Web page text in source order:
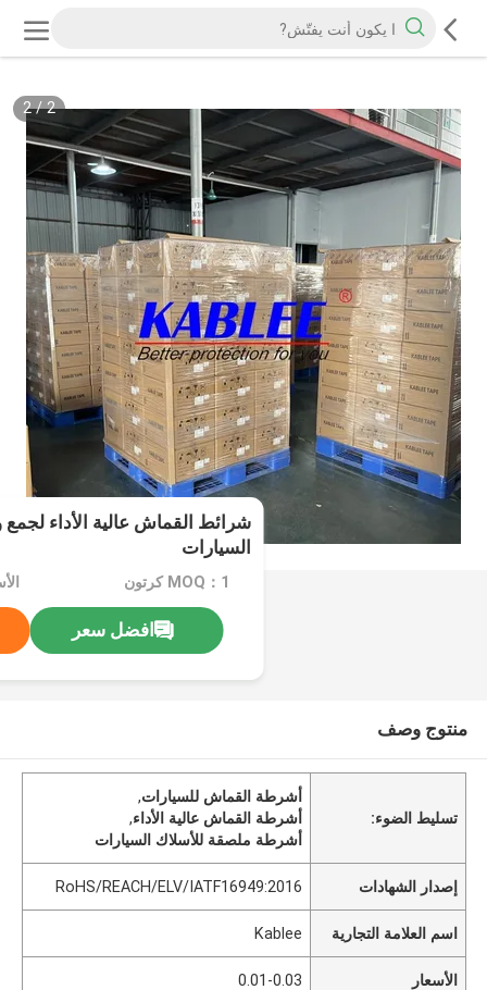
2
/
2
شرائط القماش عالية الأداء
السيارات
MOQ：1 كرتون
افضل سعر
منتوج وصف
تسليط الضوء:
أشرطة القماش للسيارات,
أشرطة القماش عالية الأداء,
أشرطة ملصقة للأسلاك السيارات
إصدار الشهادات RoHS/REACH/ELV/IATF16949:2016
اسم العلامة التجارية Kablee
الأسعار 0.01-0.03